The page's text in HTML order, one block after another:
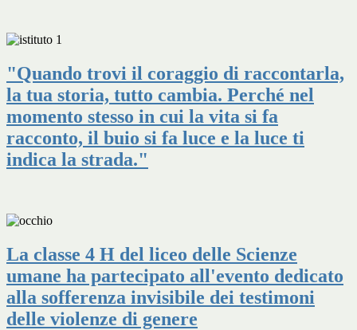
"Quando trovi il coraggio di raccontarla,
la tua storia, tutto cambia. Perché nel
momento stesso in cui la vita si fa
racconto, il buio si fa luce e la luce ti
indica la strada."
La classe 4 H del liceo delle Scienze
umane ha partecipato all'evento dedicato
alla sofferenza invisibile dei testimoni
delle violenze di genere